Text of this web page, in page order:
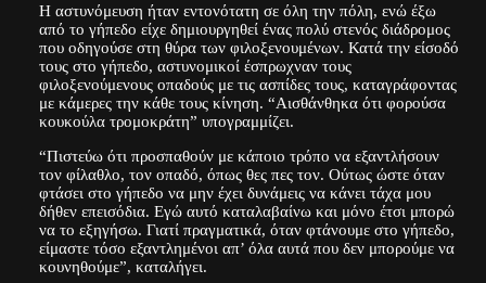
Η αστυνόμευση ήταν εντονότατη σε όλη την πόλη, ενώ έξω
από το γήπεδο είχε δημιουργηθεί ένας πολύ στενός διάδρομος
που οδηγούσε στη θύρα των φιλοξενουμένων. Κατά την είσοδό
τους στο γήπεδο, αστυνομικοί έσπρωχναν τους
φιλοξενούμενους οπαδούς με τις ασπίδες τους, καταγράφοντας
με κάμερες την κάθε τους κίνηση. “Αισθάνθηκα ότι φορούσα
κουκούλα τρομοκράτη” υπογραμμίζει.
“Πιστεύω ότι προσπαθούν με κάποιο τρόπο να εξαντλήσουν
τον φίλαθλο, τον οπαδό, όπως θες πες τον. Ούτως ώστε όταν
φτάσει στο γήπεδο να μην έχει δυνάμεις να κάνει τάχα μου
δήθεν επεισόδια. Εγώ αυτό καταλαβαίνω και μόνο έτσι μπορώ
να το εξηγήσω. Γιατί πραγματικά, όταν φτάνουμε στο γήπεδο,
είμαστε τόσο εξαντλημένοι απ’ όλα αυτά που δεν μπορούμε να
κουνηθούμε”, καταλήγει.